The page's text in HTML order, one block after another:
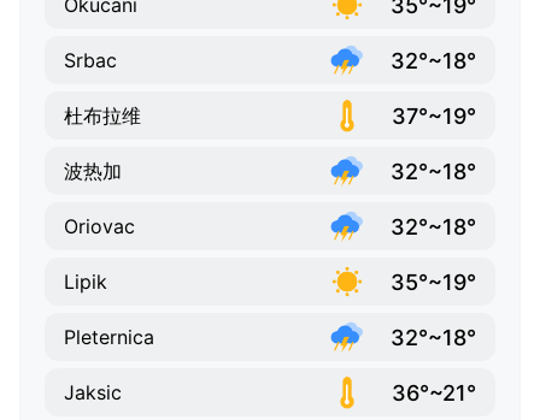
Okucani
Srbac 32°~18°
杜布拉维 37°~19°
波热加 32°~18°
Oriovac 32°~18°
Lipik 35°~19°
Pleternica 32°~18°
Jaksic 36°~21°